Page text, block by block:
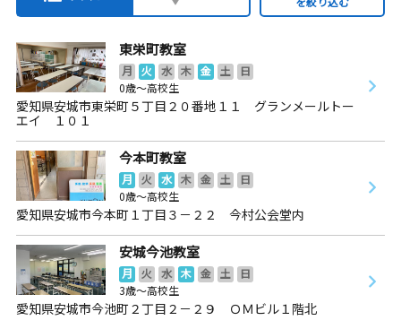
東栄町教室
月 火 水 木 金 土
日
0歳～高校生
愛知県安城市東栄町５丁目２０番地１１ グランメールトー
エイ １０１
今本町教室
月 火 水 木 金 土
日
0歳～高校生
愛知県安城市今本町１丁目３－２２ 今村公会堂内
安城今池教室
月 火 水 木 金 土
日
3歳～高校生
愛知県安城市今池町２丁目２－２９ ＯＭビル１階北